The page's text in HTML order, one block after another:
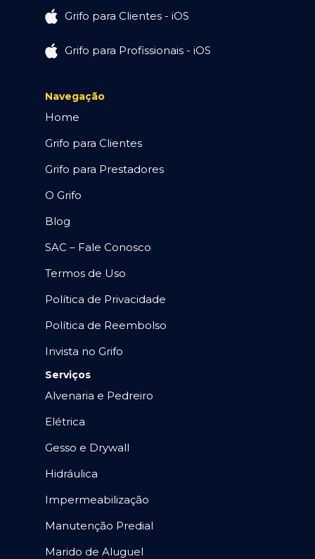
Grifo para Clientes - iOS
Grifo para Profissionais - iOS
Navegação
Home
Grifo para Clientes
Grifo para Prestadores
O Grifo
Blog
SAC – Fale Conosco
Termos de Uso
Política de Privacidade
Política de Reembolso
Invista no Grifo
Serviços
Alvenaria e Pedreiro
Elétrica
Gesso e Drywall
Hidráulica
Impermeabilização
Manutenção Predial
Marido de Aluguel